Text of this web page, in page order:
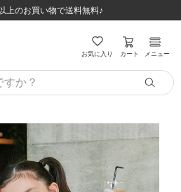
上のお買い物で送料無料♪
8/12(水)お昼12:59まで！！
上のお買い物で送料無料♪
8/12(水)お昼12:59まで！！
お気に入り カート メニュー